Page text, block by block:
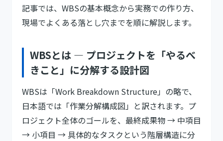
記事では、WBSの基本概念から実務での作り方、
現場でよくある落とし穴までを順に解説します。
WBSとは — プロジェクトを「やるべ
きこと」に分解する設計図
WBSは「Work Breakdown Structure」の略で、
日本語では「作業分解構成図」と訳されます。プ
ロジェクト全体のゴールを、最終成果物 → 中項目
→ 小項目 → 具体的なタスクという階層構造に分